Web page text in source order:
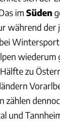
im Süden
während der
wiederum
zu
zählen
und